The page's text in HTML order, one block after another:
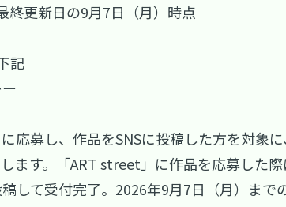
更新日の9月7日（月）時点
記
応募し、作品をSNSに投稿した方を対象
ます。「ART street」に作品を応募した
して受付完了。2026年9月7日（月）まで